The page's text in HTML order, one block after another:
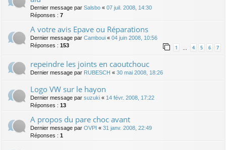
Dernier message par Salsbo « 07 juil. 2008, 14:30
Réponses : 7
A votre avis Epave ou Réparations
Dernier message par Camboui « 04 juin 2008, 10:56
Réponses : 153 1 4 5 6 7
repeindre les joints en caoutchouc
Dernier message par RUBESCH « 30 mai 2008, 18:26
Logo VW sur le hayon
Dernier message par suzuki « 14 févr. 2008, 17:22
Réponses : 13
A propos du pare choc avant
Dernier message par OVPI « 31 janv. 2008, 22:49
Réponses : 1